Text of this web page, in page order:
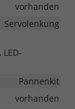
vorhanden
Servolenkung
Pannenkit
vorhanden